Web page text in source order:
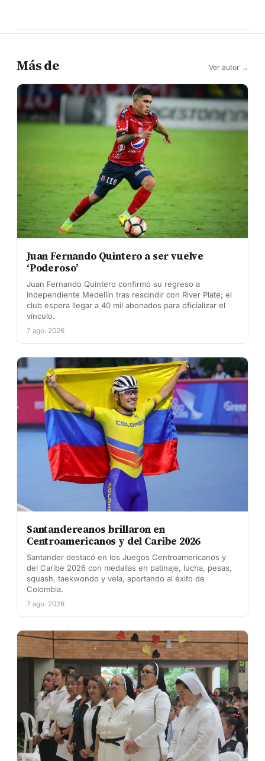
Más de Ver autor →
Juan Fernando Quintero a ser vuelve
‘Poderoso’
Juan Fernando Quintero confirmó su regreso a
Independiente Medellín tras rescindir con River Plate; el
club espera llegar a 40 mil abonados para oficializar el
vínculo.
7 ago. 2026
Santandereanos brillaron en
Centroamericanos y del Caribe 2026
Santander destacó en los Juegos Centroamericanos y
del Caribe 2026 con medallas en patinaje, lucha, pesas,
squash, taekwondo y vela, aportando al éxito de
Colombia.
7 ago. 2026